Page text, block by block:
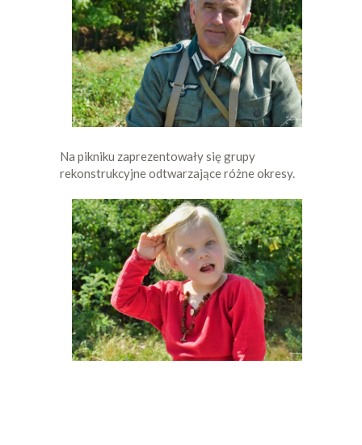
Na pikniku zaprezentowały się grupy
rekonstrukcyjne odtwarzające różne okresy.